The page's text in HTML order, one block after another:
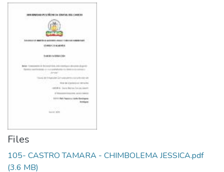
Files
105- CASTRO TAMARA - CHIMBOLEMA JESSICA.pdf
(3.6 MB)